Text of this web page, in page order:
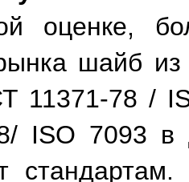
оценке,
шайб
11371-78 /
ISO 7093 в